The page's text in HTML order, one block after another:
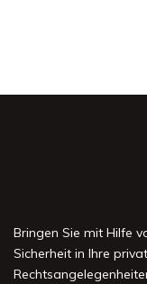
Bringen Sie mit Hilfe
Sicherheit in Ihre